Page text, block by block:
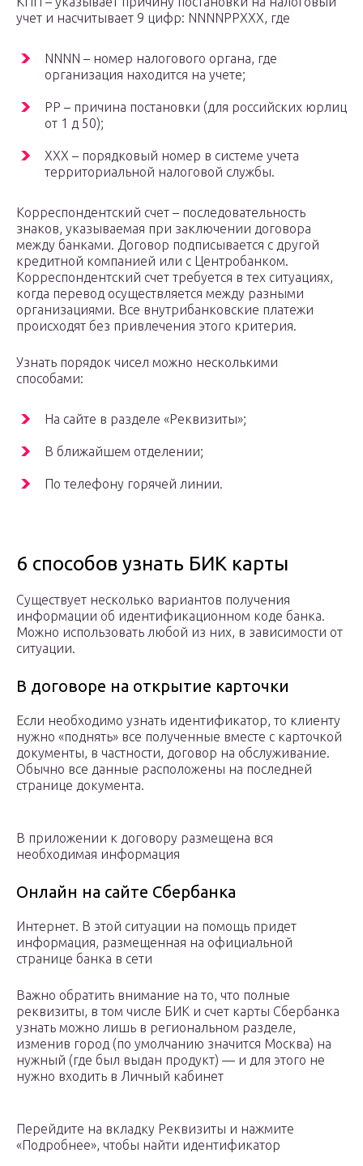
учет и насчитывает 9 цифр: NNNNPPXXX, где
NNNN – номер налогового органа, где
организация находится на учете;
PP – причина постановки (для российских юрлиц
от 1 д 50);
XXX – порядковый номер в системе учета
территориальной налоговой службы.
Корреспондентский счет – последовательность
знаков, указываемая при заключении договора
между банками. Договор подписывается с другой
кредитной компанией или с Центробанком.
Корреспондентский счет требуется в тех ситуациях,
когда перевод осуществляется между разными
организациями. Все внутрибанковские платежи
происходят без привлечения этого критерия.
Узнать порядок чисел можно несколькими
способами:
На сайте в разделе «Реквизиты»;
В ближайшем отделении;
По телефону горячей линии.
6 способов узнать БИК карты
Существует несколько вариантов получения
информации об идентификационном коде банка.
Можно использовать любой из них, в зависимости от
ситуации.
В договоре на открытие карточки
Если необходимо узнать идентификатор, то клиенту
нужно «поднять» все полученные вместе с карточкой
документы, в частности, договор на обслуживание.
Обычно все данные расположены на последней
странице документа.
В приложении к договору размещена вся
необходимая информация
Онлайн на сайте Сбербанка
Интернет. В этой ситуации на помощь придет
информация, размещенная на официальной
странице банка в сети
Важно обратить внимание на то, что полные
реквизиты, в том числе БИК и счет карты Сбербанка
узнать можно лишь в региональном разделе,
изменив город (по умолчанию значится Москва) на
нужный (где был выдан продукт) — и для этого не
нужно входить в Личный кабинет
Перейдите на вкладку Реквизиты и нажмите
«Подробнее», чтобы найти идентификатор